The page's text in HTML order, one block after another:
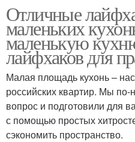
Отличные
маленьких
маленькую
лайфхаков для
Малая площадь кухонь –
российских квартир. Мы
вопрос и подготовили для
с помощью простых
сэкономить пространство.